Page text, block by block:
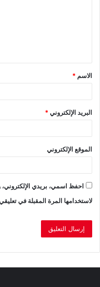
ق
*
الاسم *
البريد الإلكتروني*
الموقع الإلكتروني
احفظ اسمي، بريدي الإلكتروني،
لاستخدامها المرة المقبلة في